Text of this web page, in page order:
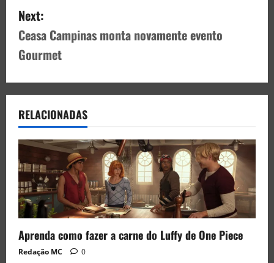
Next:
Ceasa Campinas monta novamente evento
Gourmet
RELACIONADAS
Aprenda como fazer a carne do Luffy de One Piece
Redação MC 0